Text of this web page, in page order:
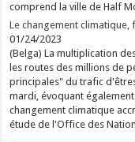
comprend la ville de Half
Le changement
01/24/2023
(Belga) La multiplication
les routes des millions de
principales" du trafic
mardi, évoquant
changement climatique
étude de l'Office des